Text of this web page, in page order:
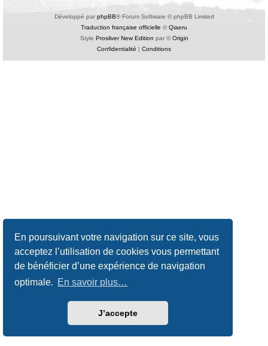
En poursuivant votre navigation sur ce site, vous
acceptez l’utilisation de cookies vous permettant
de bénéficier d’une expérience de navigation
optimale. En savoir plus…
J’accepte
Développé par phpBB® Forum Software © phpBB Limited
Traduction française officielle ©Qiaeru
Style Prosilver New Edition par ©Origin
Confidentialité | Conditions